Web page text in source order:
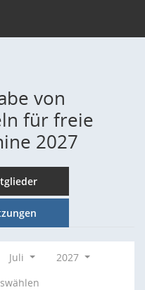
von
für freie
2027
Juli
2027